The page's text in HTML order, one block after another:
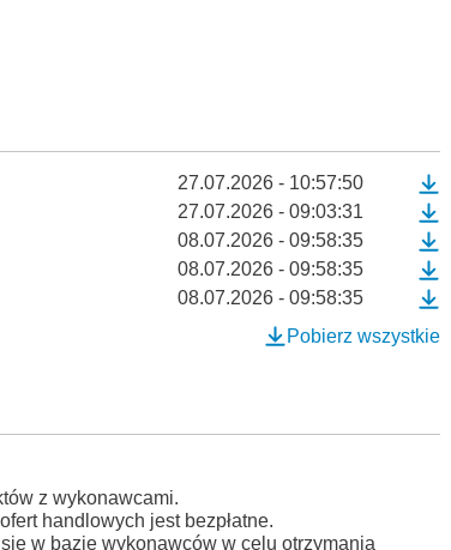
27.07.2026 - 10:57:50
27.07.2026 - 09:03:31
08.07.2026 - 09:58:35
08.07.2026 - 09:58:35
08.07.2026 - 09:58:35
Pobierz wszystkie
z wykonawcami.
handlowych jest bezpłatne.
w bazie wykonawców w celu otrzymania